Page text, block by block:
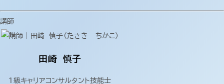
講師
田崎 慎子
1級キャリアコンサルタント技能士